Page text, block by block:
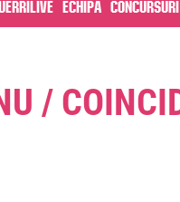
Echipa Concursuri
/